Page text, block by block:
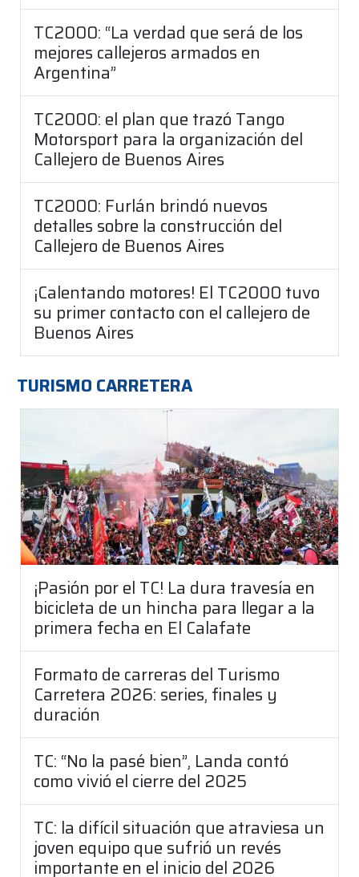
TC2000: “La verdad que será de los
mejores callejeros armados en
Argentina”
TC2000: el plan que trazó Tango
Motorsport para la organización del
Callejero de Buenos Aires
TC2000: Furlán brindó nuevos
detalles sobre la construcción del
Callejero de Buenos Aires
¡Calentando motores! El TC2000 tuvo
su primer contacto con el callejero de
Buenos Aires
TURISMO CARRETERA
¡Pasión por el TC! La dura travesía en
bicicleta de un hincha para llegar a la
primera fecha en El Calafate
Formato de carreras del Turismo
Carretera 2026: series, finales y
duración
TC: “No la pasé bien”, Landa contó
como vivió el cierre del 2025
TC: la difícil situación que atraviesa un
joven equipo que sufrió un revés
importante en el inicio del 2026